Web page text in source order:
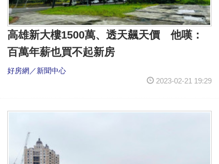
高雄新大樓1500萬、透天飆天價 他嘆：
百萬年薪也買不起新房
好房網／新聞中心
2023-02-21 19:29